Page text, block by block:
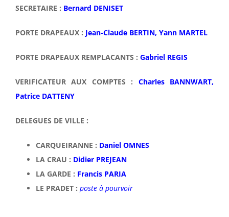
SECRETAIRE : Bernard DENISET
PORTE DRAPEAUX : Jean-Claude BERTIN, Yann MARTEL
PORTE DRAPEAUX REMPLACANTS : Gabriel REGIS
VERIFICATEUR AUX COMPTES : Charles BANNWART,
Patrice DATTENY
DELEGUES DE VILLE :
CARQUEIRANNE : Daniel OMNES
LA CRAU : Didier PREJEAN
LA GARDE : Francis PARIA
LE PRADET : poste à pourvoir